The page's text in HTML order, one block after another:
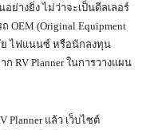
ย่างยิ่ง ไม่ว่าจะเป็นดีลเลอร์
OEM (Original Equipment
ย ไฟแนนซ์ หรือนักลงทุน
RV Planner ในการวางแผน
Planner แล้ว เว็บไซต์